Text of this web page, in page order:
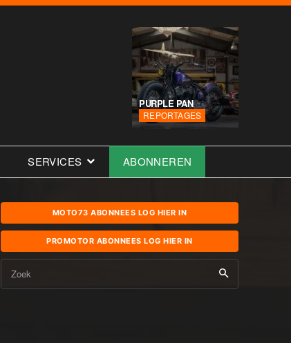
PURPLE PAN
REPORTAGES
SERVICES ABONNEREN
MOTO73 ABONNEES LOG HIER IN
PROMOTOR ABONNEES LOG HIER IN
Zoek